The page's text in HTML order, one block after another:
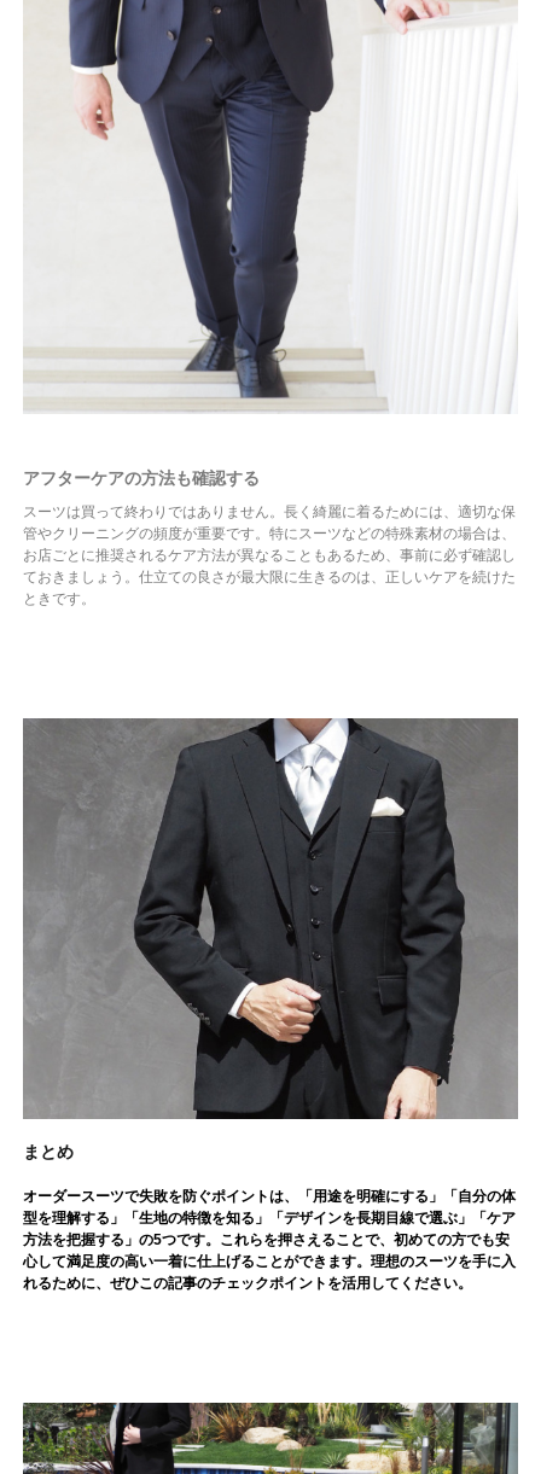
アフターケアの方法も確認する
スーツは買って終わりではありません。長く綺麗に着るためには、適切な保
管やクリーニングの頻度が重要です。特にスーツなどの特殊素材の場合は、
お店ごとに推奨されるケア方法が異なることもあるため、事前に必ず確認し
ておきましょう。仕立ての良さが最大限に生きるのは、正しいケアを続けた
ときです。
まとめ
オーダースーツで失敗を防ぐポイントは、「用途を明確にする」「自分の体
型を理解する」「生地の特徴を知る」「デザインを長期目線で選ぶ」「ケア
方法を把握する」の5つです。これらを押さえることで、初めての方でも安
心して満足度の高い一着に仕上げることができます。理想のスーツを手に入
れるために、ぜひこの記事のチェックポイントを活用してください。